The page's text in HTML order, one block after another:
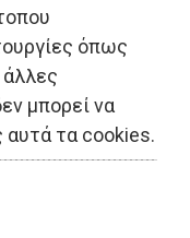
όπως
άλλες
μπορεί να
αυτά τα cookies.
Οι
για τα
θέμα